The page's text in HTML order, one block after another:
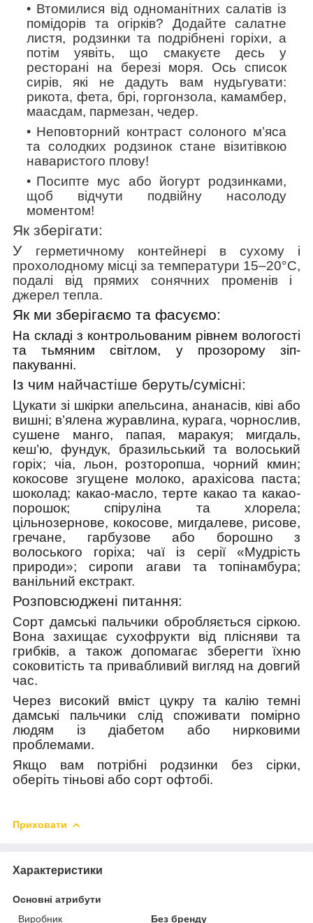
Втомилися від одноманітних салатів із
помідорів та огірків? Додайте салатне
листя, родзинки та подрібнені горіхи, а
потім уявіть, що смакуєте десь у
ресторані на березі моря. Ось список
сирів, які не дадуть вам нудьгувати:
рикота, фета, брі, горгонзола, камамбер,
маасдам, пармезан, чедер.
Неповторний контраст солоного м’яса
та солодких родзинок стане візитівкою
наваристого плову!
Посипте мус або йогурт родзинками,
щоб відчути подвійну насолоду
моментом!
Як зберігати:
У
герметичному контейнері в сухому і
прохолодному місці за температури 15–20°C,
подалі від прямих сонячних променів і
джерел тепла.
Як ми зберігаємо та фасуємо:
На складі з контрольованим рівнем вологості
та тьмяним світлом, у прозорому зіп-
пакуванні.
Із чим найчастіше беруть/cумісні:
Цукати зі шкірки апельсина, ананасів, ківі або
вишні; в’ялена журавлина, курага, чорнослив,
сушене манго, папая, маракуя; мигдаль,
кеш’ю, фундук, бразильський та волоський
горіх; чіа, льон, розторопша, чорний кмин;
кокосове згущене молоко, арахісова паста;
шоколад; какао-масло, терте какао та какао-
порошок; спіруліна та хлорела;
цільнозернове, кокосове, мигдалеве, рисове,
гречане, гарбузове або борошно з
волоського горіха; чаїіз серії «Мудрість
природи»;сиропи агави та топінамбура;
ванільний екстракт.
Розповсюджені питання:
Сорт дамські пальчики обробляється сіркою.
Вона захищає сухофрукти від плісняви та
грибків, а також допомагає зберегти їхню
соковитість та привабливий вигляд на довгий
час.
Через високий вміст цукру та калію темні
дамські пальчики слід споживати помірно
людям із діабетом або нирковими
проблемами.
Якщо вам потрібні родзинки без сірки,
оберіть тіньові або сорт офтобі.
Приховати
Характеристики
Основні атрибути
Виробник
Без бренду